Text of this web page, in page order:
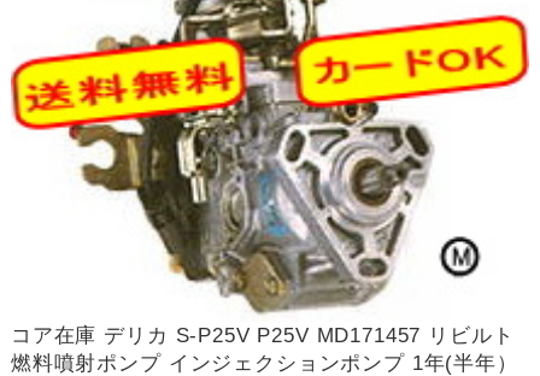
コア在庫 デリカ S-P25V P25V MD171457 リビルト
燃料噴射ポンプ インジェクションポンプ 1年(半年）